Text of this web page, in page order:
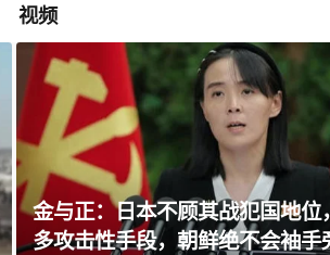
视频
金与正：日本不顾其战犯国地位
多攻击性手段，朝鲜绝不会袖手